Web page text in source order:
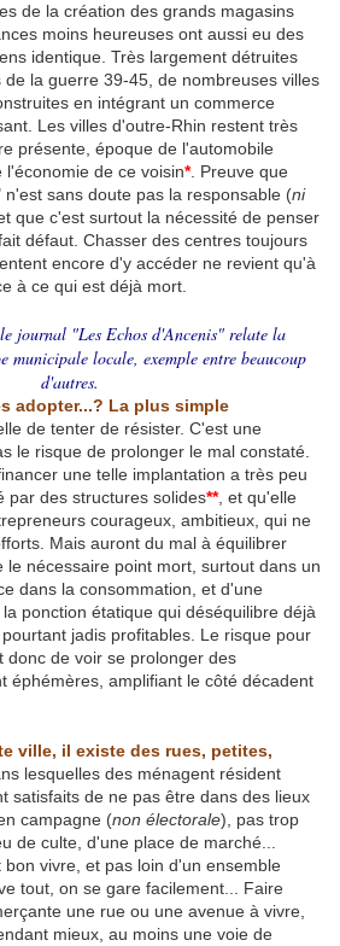
de la création des grands magasins
moins heureuses ont aussi eu des
identique. Très largement détruites
la guerre 39-45, de nombreuses villes
en intégrant un commerce
Les villes d'outre-Rhin restent très
présente, époque de l'automobile
de ce voisin*. Preuve que
sans doute pas la responsable (ni
que c'est surtout la nécessité de penser
défaut. Chasser des centres toujours
encore d'y accéder ne revient qu'à
à ce qui est déjà mort.
journal "Les Echos d'Ancenis" relate la
municipale locale, exemple entre beaucoup
d'autres.
adopter...? La plus simple
de tenter de résister. C'est une
le risque de prolonger le mal constaté.
une telle implantation a très peu
par des structures solides**, et qu'elle
courageux, ambitieux, qui ne
Mais auront du mal à équilibrer
le nécessaire point mort, surtout dans un
dans la consommation, et d'une
ponction étatique qui déséquilibre déjà
jadis profitables. Le risque pour
donc de voir se prolonger des
éphémères, amplifiant le côté décadent
ville, il existe des rues, petites,
lesquelles des ménagent résident
satisfaits de ne pas être dans des lieux
campagne (non électorale), pas trop
de culte, d'une place de marché...
vivre, et pas loin d'un ensemble
tout, on se gare facilement... Faire
une rue ou une avenue à vivre,
mieux, au moins une voie de